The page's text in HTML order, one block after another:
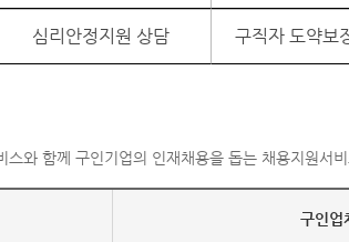
심리안정지원 상담 구직자 도약보
와 함께 구인기업의 인재채용을 돕는 채용지원서
구인업